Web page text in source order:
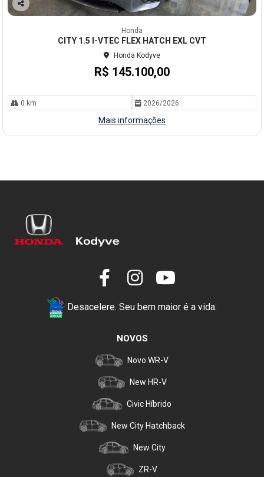
Co
Honda
CITY 1.5 I-VTEC FLEX HATCH EXL CVT
Honda Kodyve
R$ 145.100,00
0 km 2026/2026
Mais informações
Desacelere. Seu bem maior é a vida.
NOVOS
Novo WR-V
New HR-V
Civic Híbrido
New City Hatchback
New City
ZR-V